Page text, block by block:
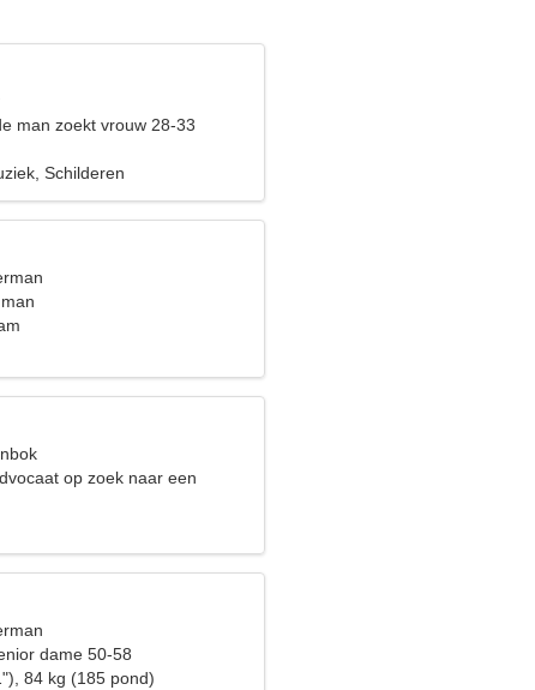
man zoekt vrouw 28-33
Schilderen
op zoek naar een
dame 50-58
84 kg (185 pond)